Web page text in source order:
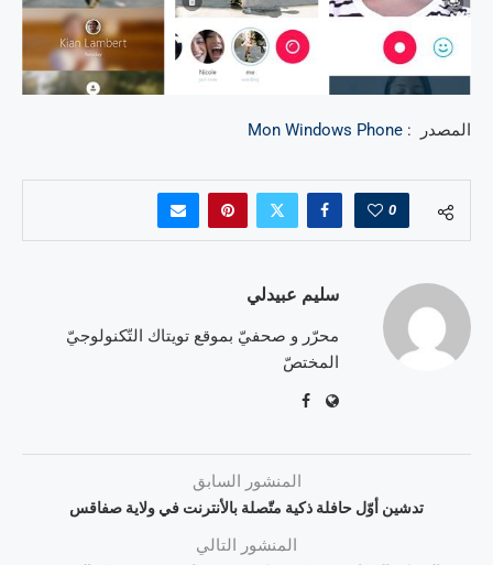
المصدر : Mon Windows Phone
0
سليم عبيدلي
محرّر و صحفيّ بموقع تويتاك التّكنولوجيّ
المختصّ
المنشور السابق
تدشين أوّل حافلة ذكية متّصلة بالأنترنت في ولاية صفاقس
المنشور التالي